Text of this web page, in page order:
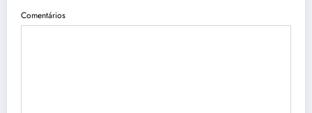
Comentários